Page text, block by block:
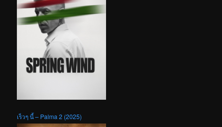
เร็วๆ นี้ – Palma 2 (2025)